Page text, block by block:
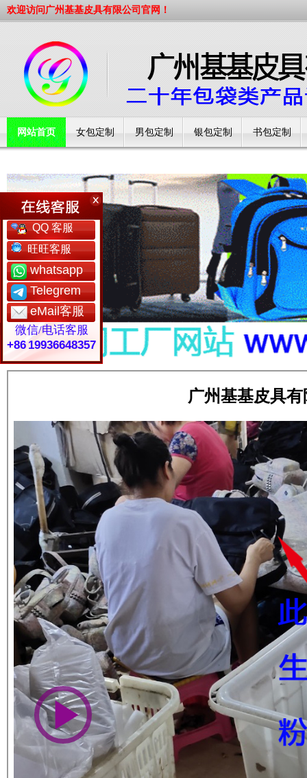
欢迎访问广州基基皮具有限公司官网！
网站首页 女包定制 男包定制 银包定制 书包定制
QQ 客服
旺旺客服
whatsapp
Telegrem
eMail客服
微信/电话客服
+86 19936648357